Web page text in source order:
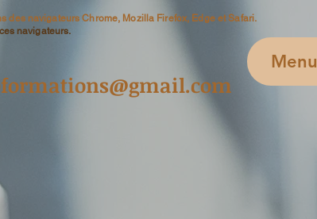
des navigateurs Chrome, Mozilla Firefox, Edge et Safari.
navigateurs.
Menu